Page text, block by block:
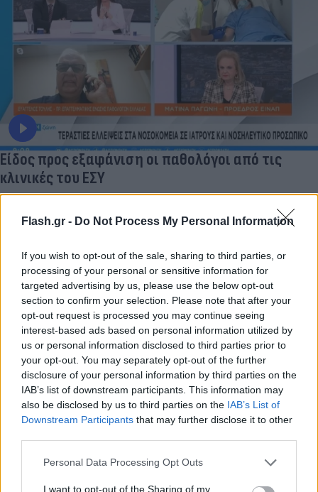
Flash.gr - Do Not Process My Personal Information
If you wish to opt-out of the sale, sharing to third parties, or
processing of your personal or sensitive information for
targeted advertising by us, please use the below opt-out
section to confirm your selection. Please note that after your
opt-out request is processed you may continue seeing
interest-based ads based on personal information utilized by
us or personal information disclosed to third parties prior to
your opt-out. You may separately opt-out of the further
disclosure of your personal information by third parties on the
IAB’s list of downstream participants. This information may
also be disclosed by us to third parties on the IAB’s List of
Downstream Participants that may further disclose it to other
Please note that this website/app uses one or more Google
not limited to your visit or usage behaviour. You may click to
Personal Data Processing Opt Outs
I want to opt-out of the Sharing of my
Είδος προς εξαφάνιση οι παθολόγοι από τις
κλινικές του ΕΣΥ
Lifestyle Videos